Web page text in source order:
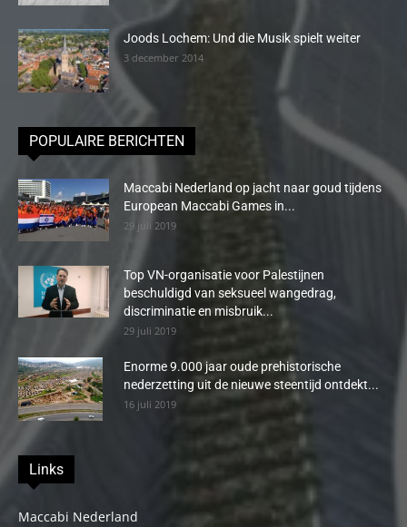
Joods Lochem: Und die Musik spielt weiter
3 december 2014
POPULAIRE BERICHTEN
Maccabi Nederland op jacht naar goud tijdens
European Maccabi Games in...
29 juli 2019
Top VN-organisatie voor Palestijnen
beschuldigd van seksueel wangedrag,
discriminatie en misbruik...
29 juli 2019
Enorme 9.000 jaar oude prehistorische
nederzetting uit de nieuwe steentijd ontdekt...
16 juli 2019
Links
Maccabi Nederland